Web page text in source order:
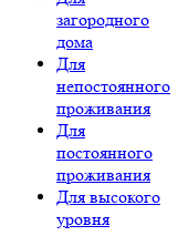
загородного
дома
Для
непостоянного
проживания
Для
постоянного
проживания
Для высокого
уровня